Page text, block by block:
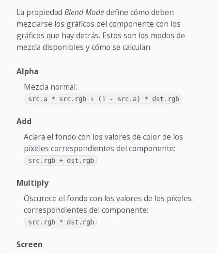
La propiedad Blend Modedefine cómo deben
mezclarse los gráficos del componente con los
gráficos que hay detrás. Estos son los modos de
mezcla disponibles y cómo se calculan:
Alpha
Mezcla normal:
src.a * src.rgb + (1 - src.a) * dst.rgb
Add
Aclara el fondo con los valores de color de los
píxeles correspondientes del componente:
src.rgb + dst.rgb
Multiply
Oscurece el fondo con los valores de los píxeles
correspondientes del componente:
src.rgb * dst.rgb
Screen